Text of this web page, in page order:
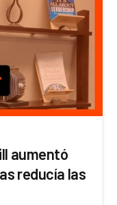
aumentó
reducía las